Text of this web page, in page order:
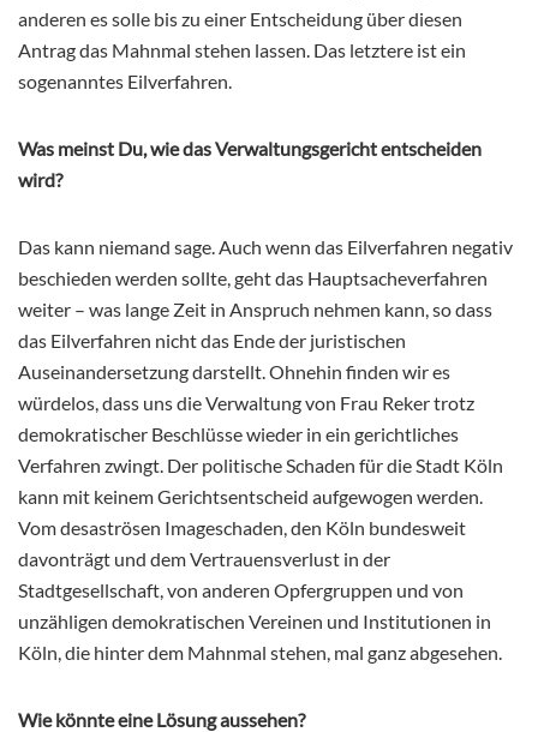
anderen es solle bis zu einer Entscheidung über diesen
Antrag das Mahnmal stehen lassen. Das letztere ist ein
sogenanntes Eilverfahren.
Was meinst Du, wie das Verwaltungsgericht entscheiden
wird?
Das kann niemand sage. Auch wenn das Eilverfahren negativ
beschieden werden sollte, geht das Hauptsacheverfahren
weiter – was lange Zeit in Anspruch nehmen kann, so dass
das Eilverfahren nicht das Ende der juristischen
Auseinandersetzung darstellt. Ohnehin finden wir es
würdelos, dass uns die Verwaltung von Frau Reker trotz
demokratischer Beschlüsse wieder in ein gerichtliches
Verfahren zwingt. Der politische Schaden für die Stadt Köln
kann mit keinem Gerichtsentscheid aufgewogen werden.
Vom desaströsen Imageschaden, den Köln bundesweit
davonträgt und dem Vertrauensverlust in der
Stadtgesellschaft, von anderen Opfergruppen und von
unzähligen demokratischen Vereinen und Institutionen in
Köln, die hinter dem Mahnmal stehen, mal ganz abgesehen.
Wie könnte eine Lösung aussehen?